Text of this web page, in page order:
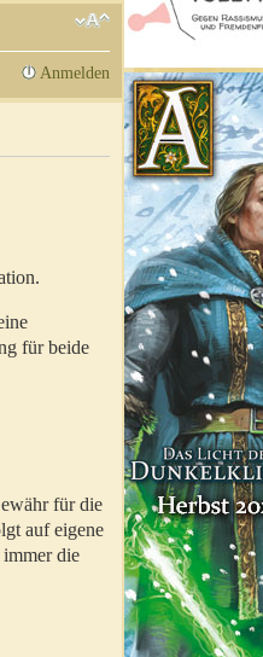
Anmelden
für beide
für die
auf eigene
die